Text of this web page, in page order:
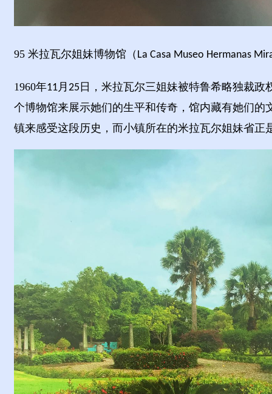
95 米拉瓦尔姐妹博物馆（ La Casa Museo Hermanas
1960年11 月 25 日，米拉瓦尔三姐妹被特鲁希略独裁
个博物馆来展示她们的生平和传奇，馆内藏有她们
镇来感受这段历史，而小镇所在的米拉瓦尔姐妹省正